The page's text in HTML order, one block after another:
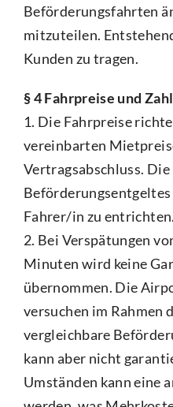
Beförderungsfahrten
mitzuteilen.
Kunden zu tragen.
§ 4 Fahrpreise und
1. Die Fahrpreise
vereinbarten
Vertragsabschluss.
Fahrer/in zu entrichten.
2. Bei Verspätungen
Minuten wird keine
übernommen. Die
versuchen im Rahmen
vergleichbare
kann aber nicht
Umständen kann eine